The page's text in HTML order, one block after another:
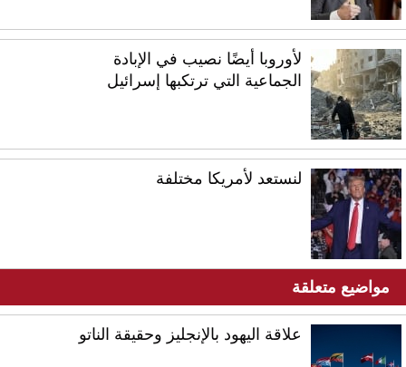
لأوروبا أيضًا نصيب في الإبادة
الجماعية التي ترتكبها إسرائيل
لنستعد لأمريكا مختلفة
مواضيع متعلقة
علاقة اليهود بالإنجليز وحقيقة الناتو